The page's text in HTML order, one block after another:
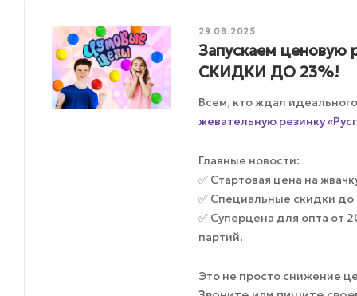
29.08.2025
Запускаем ценовую
СКИДКИ ДО 23%!
Всем, кто ждал
жевательную резинку
Главные новости:
✅ Стартовая цена на
✅ Специальные скидки
✅ Суперцена для опта от
партий.
Это не просто снижение